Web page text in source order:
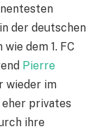
der deutschen
dem 1. FC
Pierre
wieder im
privates
ihre